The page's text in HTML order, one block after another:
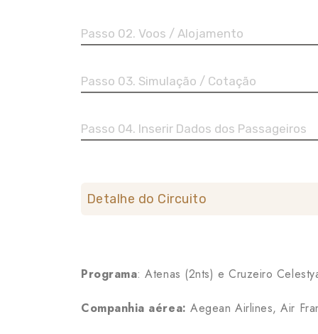
Passo 02. Voos / Alojamento
Passo 03. Simulação / Cotação
Passo 04. Inserir Dados dos Passageiros
Detalhe do Circuito
Programa: Atenas (2nts) e Cruzeiro
Companhia aérea:Aegean Airlines, Air